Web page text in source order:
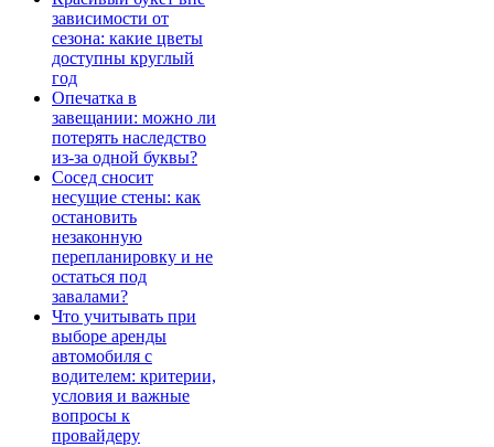
зависимости от
сезона: какие цветы
доступны круглый
год
Опечатка в
завещании: можно ли
потерять наследство
из-за одной буквы?
Сосед сносит
несущие стены: как
остановить
незаконную
перепланировку и не
остаться под
завалами?
Что учитывать при
выборе аренды
автомобиля с
водителем: критерии,
условия и важные
вопросы к
провайдеру